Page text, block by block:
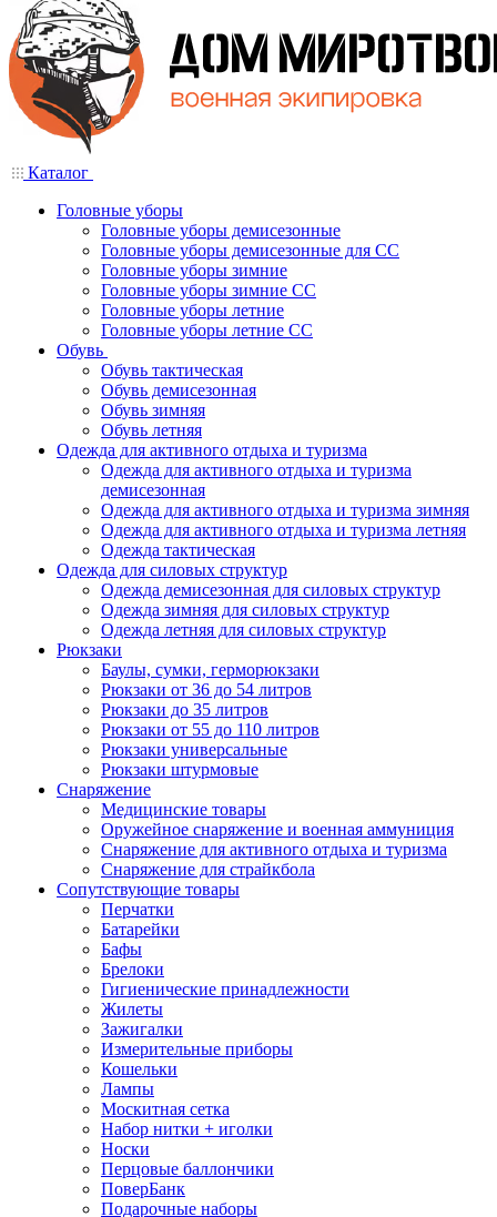
Каталог
Головные уборы
Головные уборы демисезонные
Головные уборы демисезонные для СС
Головные уборы зимние
Головные уборы зимние СС
Головные уборы летние
Головные уборы летние СС
Обувь
Обувь тактическая
Обувь демисезонная
Обувь зимняя
Обувь летняя
Одежда для активного отдыха и туризма
Одежда для активного отдыха и туризма
демисезонная
Одежда для активного отдыха и туризма зимняя
Одежда для активного отдыха и туризма летняя
Одежда тактическая
Одежда для силовых структур
Одежда демисезонная для силовых структур
Одежда зимняя для силовых структур
Одежда летняя для силовых структур
Рюкзаки
Баулы, сумки, герморюкзаки
Рюкзаки от 36 до 54 литров
Рюкзаки до 35 литров
Рюкзаки от 55 до 110 литров
Рюкзаки универсальные
Рюкзаки штурмовые
Снаряжение
Медицинские товары
Оружейное снаряжение и военная аммуниция
Снаряжение для активного отдыха и туризма
Снаряжение для страйкбола
Сопутствующие товары
Перчатки
Батарейки
Бафы
Брелоки
Гигиенические принадлежности
Жилеты
Зажигалки
Измерительные приборы
Кошельки
Лампы
Москитная сетка
Набор нитки + иголки
Носки
Перцовые баллончики
ПоверБанк
Подарочные наборы